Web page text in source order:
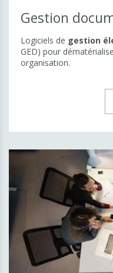
Gestion
Logiciels de gestion
GED) pour
organisation.